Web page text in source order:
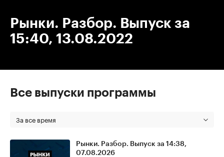
Рынки. Разбор. Выпуск за
15:40, 13.08.2022
Все выпуски программы
За все время
Рынки. Разбор. Выпуск за 14:38,
07.08.2026